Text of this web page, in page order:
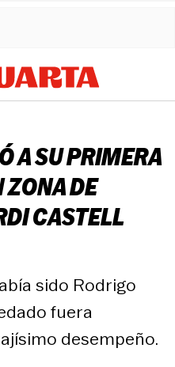
A SU PRIMERA
DE
CASTELL
sido Rodrigo
fuera
desempeño.